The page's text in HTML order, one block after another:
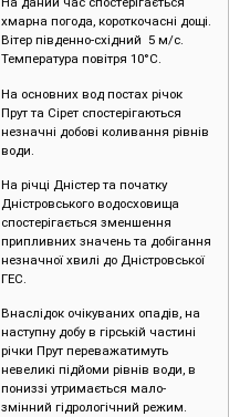
хмарна погода, короткочасні дощі.
Вітер південно-східний 5 м/с.
Температура повітря 10°C.
На основних вод постах річок
Прут та Сірет спостерігаються
незначні добові коливання рівнів
води.
На річці Дністер та початку
Дністровського водосховища
спостерігається зменшення
припливних значень та добігання
незначної хвилі до Дністровської
ГЕС.
Внаслідок очікуваних опадів, на
наступну добу в гірській частині
річки Прут переважатимуть
невеликі підйоми рівнів води, в
пониззі утримається мало-
змінний гідрологічний режим.